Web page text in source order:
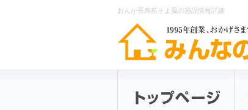
おんが長寿苑そよ風の施設情報詳細